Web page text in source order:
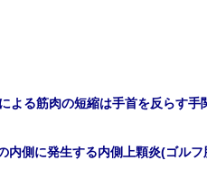
よる筋肉の短縮は手首を反らす
内側に発生する内側上顆炎(ゴルフ